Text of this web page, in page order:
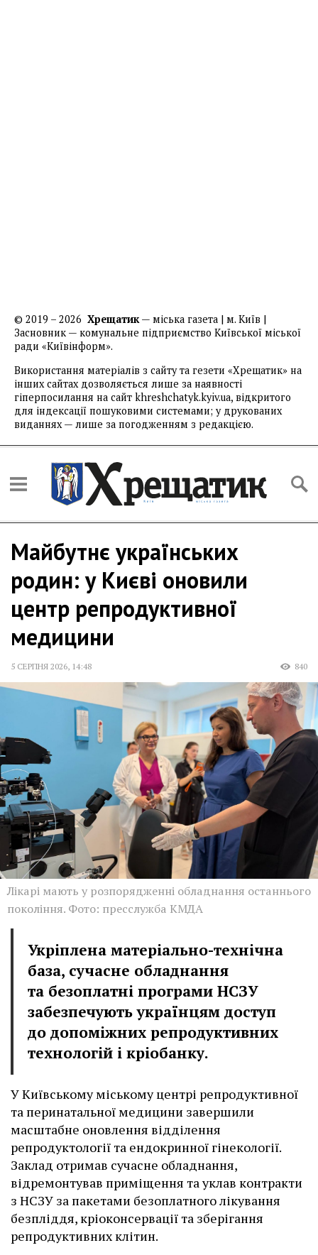
© 2019 – 2026 Хрещатик— міська газета | м. Київ |
Засновник — комунальне підприємство Київської міської
ради «Київінформ».
Використання матеріалів з сайту та гезети «Хрещатик» на
інших сайтах дозволяється лише за наявності
гіперпосилання на сайт khreshchatyk.kyiv.ua, відкритого
для індексації пошуковими системами; у друкованих
виданнях — лише за погодженням з редакцією.
Майбутнє українських
родин: у Києві оновили
центр репродуктивної
медицини
5 СЕРПНЯ 2026, 14:48 840
Лікарі мають у розпорядженні обладнання останнього
покоління. Фото: пресслужба КМДА
Укріплена матеріально-технічна
база, сучасне обладнання
та безоплатні програми НСЗУ
забезпечують українцям доступ
до допоміжних репродуктивних
технологій і кріобанку.
У Київському міському центрі репродуктивної
та перинатальної медицини завершили
масштабне оновлення відділення
репродуктології та ендокринної гінекології.
Заклад отримав сучасне обладнання,
відремонтував приміщення та уклав контракти
з НСЗУ за пакетами безоплатного лікування
безпліддя, кріоконсервації та зберігання
репродуктивних клітин.